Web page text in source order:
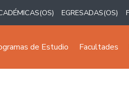
EGRESADAS(OS)
de Estudio Facultades